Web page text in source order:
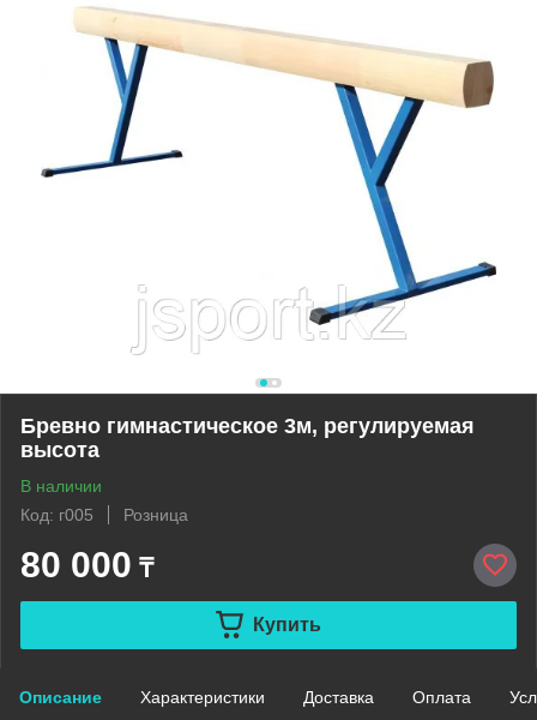
Бревно гимнастическое 3м, регулируемая
высота
В наличии
Код: г005
Розница
80 000 ₸
Купить
Описание Характеристики Доставка Оплата